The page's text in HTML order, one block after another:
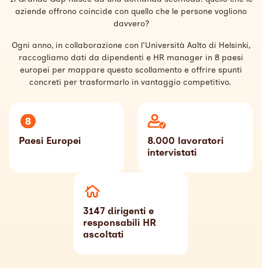
Search
aziende offrono coincide con quello che le persone vogliono
davvero?
Ogni anno, in collaborazione con l'Università Aalto di Helsinki,
raccogliamo dati da dipendenti e HR manager in 8 paesi
europei per mappare questo scollamento e offrire spunti
concreti per trasformarlo in vantaggio competitivo.
Paesi Europei
8.000 lavoratori
intervistati
3147 dirigenti e
responsabili HR
ascoltati